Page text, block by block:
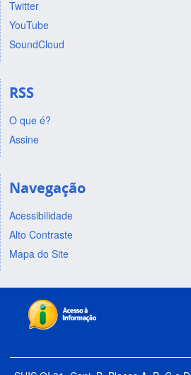
Twitter
YouTube
SoundCloud
RSS
O que é?
Assine
Navegação
Acessibilidade
Alto Contraste
Mapa do Site